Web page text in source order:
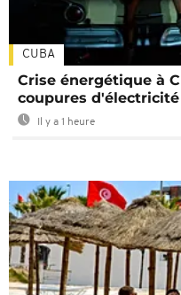
CUBA
Crise énergétique à
coupures d'électricité
Il y a 1 heure